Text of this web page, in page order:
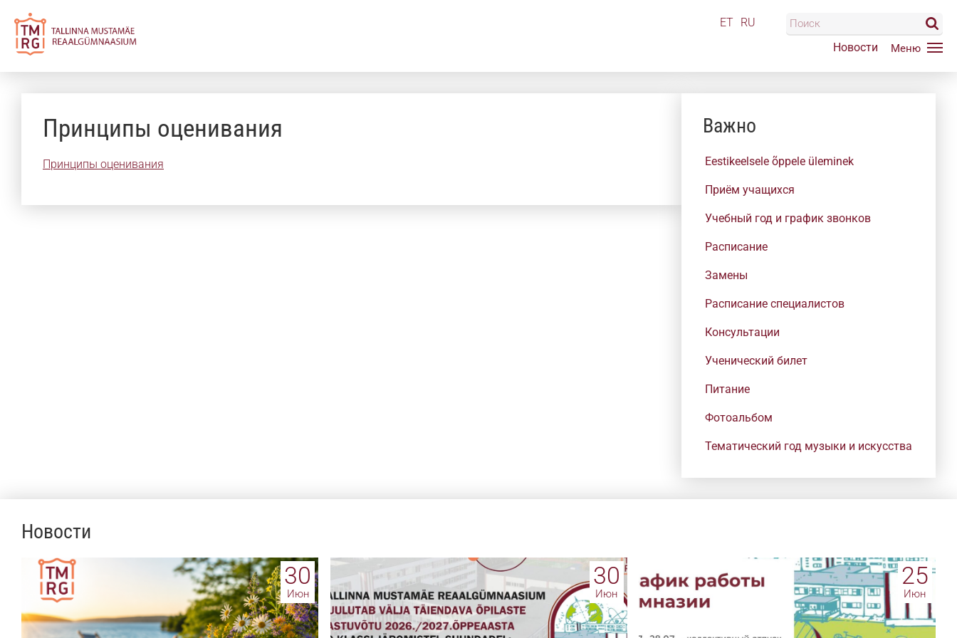
ET RU
Новости
Принципы оценивания
Принципы оценивания
Важно
Eestikeelsele õppele üleminek
Приём учащихся
Учебный год и график звонков
Расписание
Замены
Расписание специалистов
Консультации
Ученический билет
Питание
Фотоальбом
Тематический год музыки и искусства
Новости
30
Июн
30
Июн
25
Июн